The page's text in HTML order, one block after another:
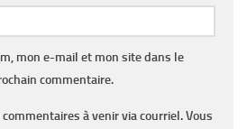
mon e-mail et mon site dans le
commentaire.
à venir via courriel. Vous